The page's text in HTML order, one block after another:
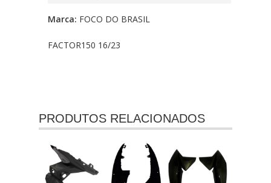
Marca: FOCO DO BRASIL
FACTOR150 16/23
PRODUTOS RELACIONADOS